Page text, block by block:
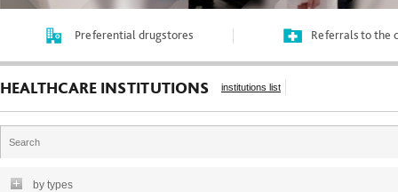
Preferential drugstores Referrals to the
HEALTHCARE INSTITUTIONS institutions list
by types